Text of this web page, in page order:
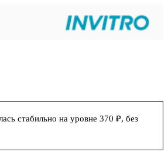
стабильно на уровне 370 ₽, без